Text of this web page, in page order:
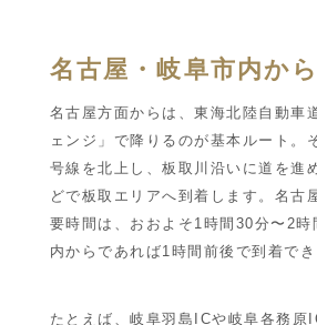
名古屋・岐阜市内か
名古屋方面からは、東海北陸自動車
ェンジ」で降りるのが基本ルート。
号線を北上し、板取川沿いに道を進
どで板取エリアへ到着します。名古
要時間は、おおよそ1時間30分〜2時
内からであれば1時間前後で到着でき
たとえば、岐阜羽島ICや岐阜各務原